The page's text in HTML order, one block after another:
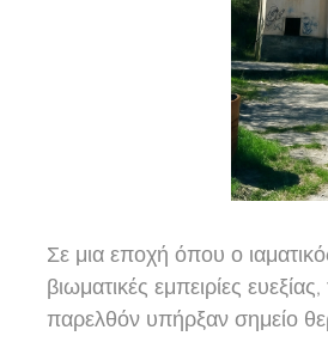
Σε μια εποχή όπου ο
βιωματικές εμπειρίες
παρελθόν υπήρξαν σημείο